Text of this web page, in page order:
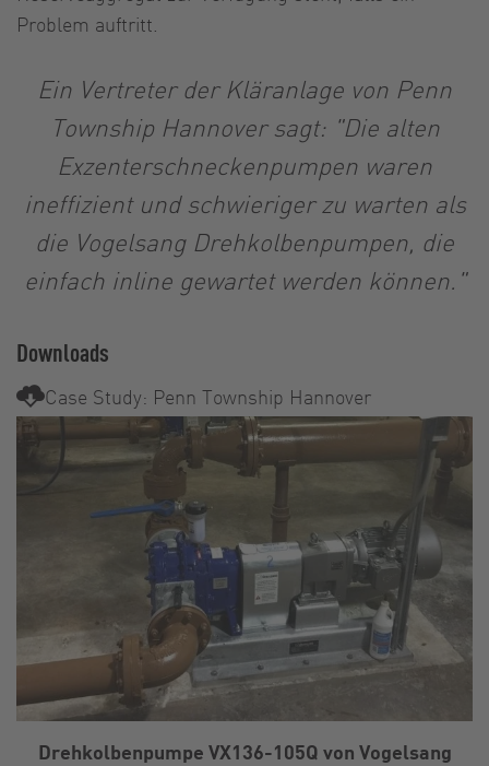
Problem auftritt.
Ein Vertreter der Kläranlage von Penn
Township Hannover sagt: "Die alten
Exzenterschneckenpumpen waren
ineffizient und schwieriger zu warten als
die Vogelsang Drehkolbenpumpen, die
einfach inline gewartet werden können."
Downloads
Case Study: Penn Township Hannover
Drehkolbenpumpe VX136-105Q von Vogelsang